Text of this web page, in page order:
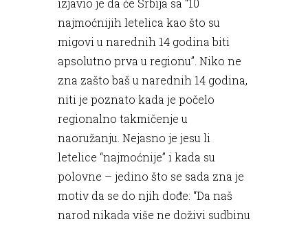
izjavio je da će Srbija sa “10
najmoćnijih letelica kao što su
migovi u narednih 14 godina biti
apsolutno prva u regionu”. Niko ne
zna zašto baš u narednih 14 godina,
niti je poznato kada je počelo
regionalno takmičenje u
naoružanju. Nejasno je jesu li
letelice “najmoćnije” i kada su
polovne – jedino što se sada zna je
motiv da se do njih dođe: “Da naš
narod nikada više ne doživi sudbinu